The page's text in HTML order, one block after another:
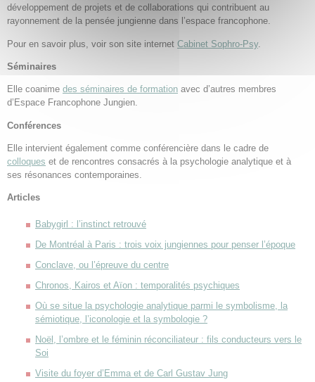
développement de projets et de collaborations qui contribuent au
rayonnement de la pensée jungienne dans l’espace francophone.
Pour en savoir plus, voir son site internet Cabinet Sophro-Psy.
Séminaires
Elle coanime des séminaires de formation avec d’autres membres
d’Espace Francophone Jungien.
Conférences
Elle intervient également comme conférencière dans le cadre de
colloques et de rencontres consacrés à la psychologie analytique et à
ses résonances contemporaines.
Articles
Babygirl : l’instinct retrouvé
De Montréal à Paris : trois voix jungiennes pour penser l’époque
Conclave, ou l’épreuve du centre
Chronos, Kairos et Aïon : temporalités psychiques
Où se situe la psychologie analytique parmi le symbolisme, la
sémiotique, l’iconologie et la symbologie ?
Noël, l’ombre et le féminin réconciliateur : fils conducteurs vers le
Soi
Visite du foyer d’Emma et de Carl Gustav Jung